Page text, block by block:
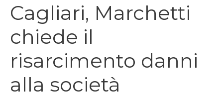
Cagliari, Marchetti
chiede il
risarcimento danni
alla società